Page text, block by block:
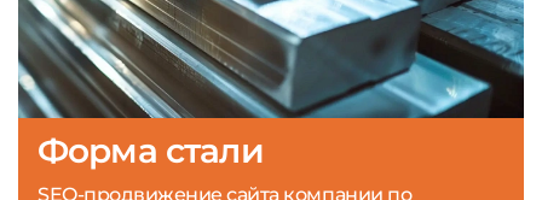
Форма стали
SEO-продвижение сайта компании по